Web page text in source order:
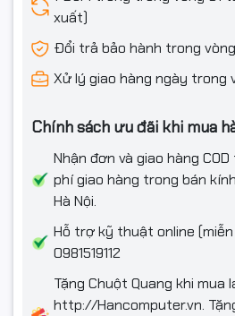
xuất)
Đổi trả bảo hành trong
Xử lý giao hàng ngày trong
Chính sách ưu đãi khi mua
Nhận đơn và giao hàng
phí giao hàng trong bán
Hà Nội.
Hỗ trợ kỹ thuật online (miễn
0981519112
Tặng Chuột Quang khi mua
http://Hancomputer.vn.